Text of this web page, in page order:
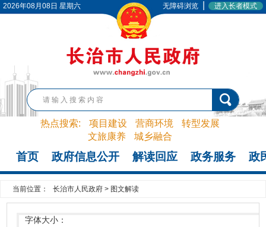
2026年08月08日 星期六 无障碍浏览 进入长者模式
热点搜索: 项目建设 营商环境
转型发展
文旅康养
城乡融合
首页 政府信息公开 解读回应 政务服务 政
当前位置： 长治市人民政府 > 图文解读
字体大小：